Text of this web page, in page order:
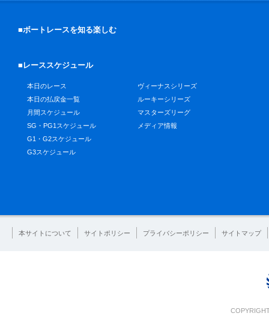
■ボートレースを知る楽しむ
■レーススケジュール
本日のレース
本日の払戻金一覧
月間スケジュール
SG・PG1スケジュール
G1・G2スケジュール
G3スケジュール
ヴィーナスシリーズ
ルーキーシリーズ
マスターズリーグ
メディア情報
本サイトについて サイトポリシー プライバシーポリシー サイトマップ